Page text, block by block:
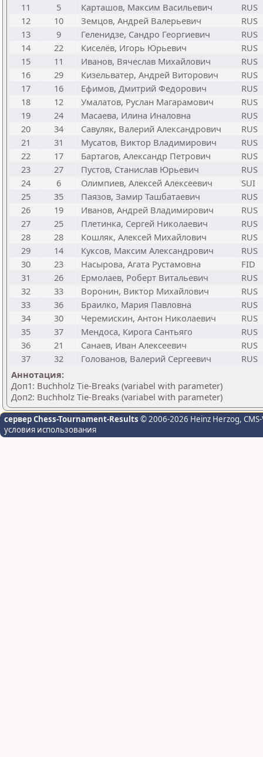
11
5 Карташов, Максим Васильевич
RUS
12
10 Земцов, Андрей Валерьевич
RUS
13
9 Геленидзе, Сандро Георгиевич
RUS
14
22 Киселёв, Игорь Юрьевич
RUS
15
11 Иванов, Вячеслав Михайлович
RUS
16
29 Кизельватер, Андрей Виторович
RUS
17
16 Ефимов, Дмитрий Федорович
RUS
18
12 Умалатов, Руслан Магарамович
RUS
19
24 Масаева, Илина Иналовна
RUS
20
34 Савуляк, Валерий Александрович
RUS
21
31 Мусатов, Виктор Владимирович
RUS
22
17 Бартагов, Александр Петрович
RUS
23
27 Пустов, Станислав Юрьевич
RUS
24
6 Олимпиев, Алексей Алексеевич
SUI
25
35 Паязов, Замир Ташбатаевич
RUS
26
19 Иванов, Андрей Владимирович
RUS
27
25 Плетинка, Сергей Николаевич
RUS
28
28 Кошляк, Алексей Михайлович
RUS
29
14 Куксов, Максим Александрович
RUS
30
23 Насырова, Агата Рустамовна
FID
31
26 Ермолаев, Роберт Витальевич
RUS
32
33 Воронин, Виктор Михайлович
RUS
33
36 Браилко, Мария Павловна
RUS
34
30 Черемискин, Антон Николаевич
RUS
35
37 Мендоса, Кирога Сантьяго
RUS
36
21 Санаев, Иван Алексеевич
RUS
37
32 Голованов, Валерий Сергеевич
RUS
Аннотация:
Доп1: Buchholz Tie-Breaks (variabel with parameter)
Доп2: Buchholz Tie-Breaks (variabel with parameter)
сервер Chess-Tournament-Results © 2006-2026 Heinz Herzog,
условия использования